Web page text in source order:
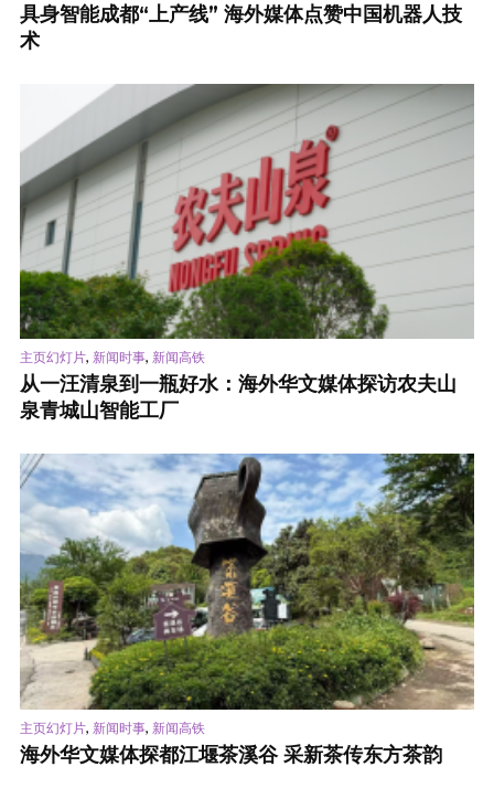
具身智能成都“上产线” 海外媒体点赞中国机器人技
术
主页幻灯片, 新闻时事, 新闻高铁
从一汪清泉到一瓶好水：海外华文媒体探访农夫山
泉青城山智能工厂
主页幻灯片, 新闻时事, 新闻高铁
海外华文媒体探都江堰茶溪谷 采新茶传东方茶韵